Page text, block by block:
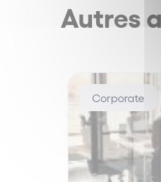
Autres
Corporate